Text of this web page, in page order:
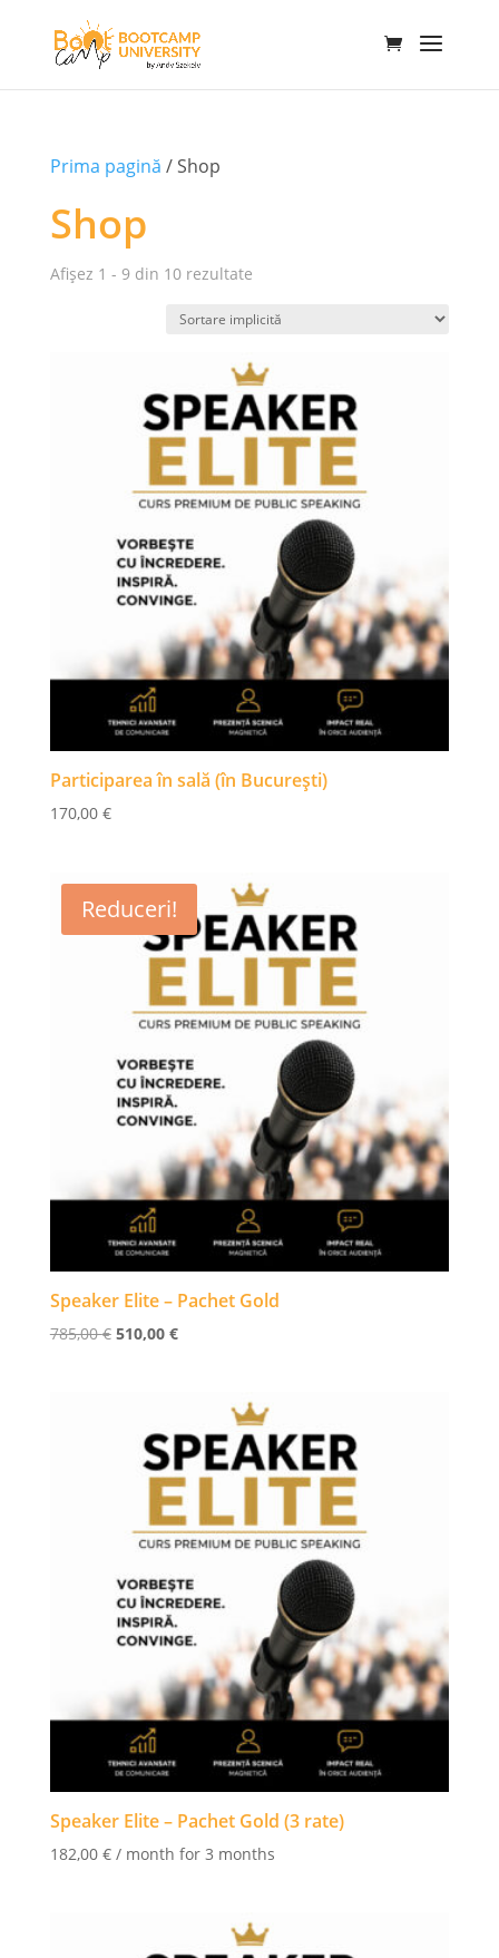
Prima pagină / Shop
Shop
Afișez 1 - 9 din 10 rezultate
Participarea în sală (în București)
170,00 €
Reduceri!
Speaker Elite – Pachet Gold
785,00€ Prețul
785,00 €.
510,00 €Prețul
510,00 €.
Speaker Elite – Pachet Gold (3 rate)
182,00 € / month for 3 months